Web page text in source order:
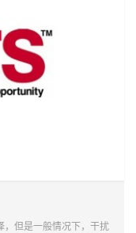
但是一般情况下，干扰